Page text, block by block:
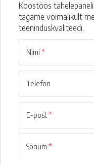
Koostöös
tagame võimalikult
teeninduskvaliteedi.
Nimi *
Telefon
E-post*
Sõnum *